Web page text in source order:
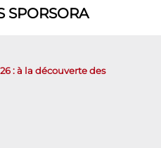
SPORSORA
: à la découverte des